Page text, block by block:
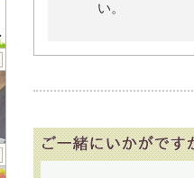
い。